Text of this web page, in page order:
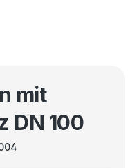
mit
DN 100